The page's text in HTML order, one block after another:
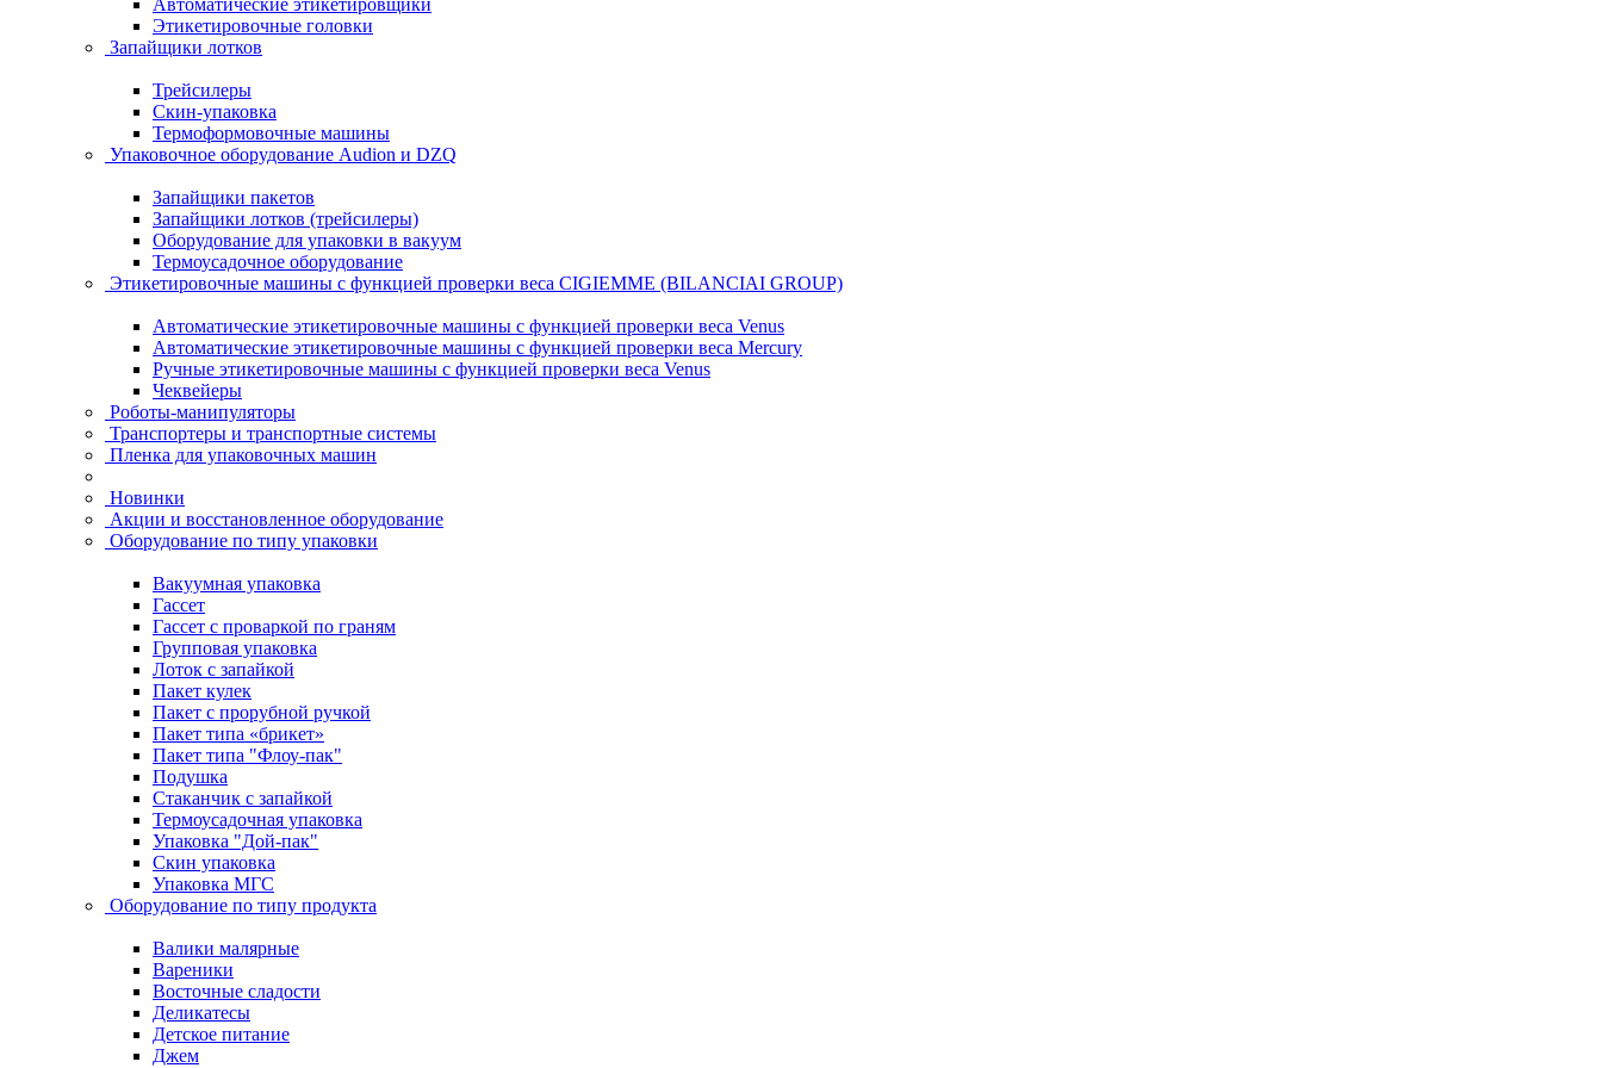
Автоматические этикетировщики
Этикетировочные головки
Запайщики лотков
Трейсилеры
Скин-упаковка
Термоформовочные машины
Упаковочное оборудование Audion и DZQ
Запайщики пакетов
Запайщики лотков (трейсилеры)
Оборудование для упаковки в вакуум
Термоусадочное оборудование
Этикетировочные машины с функцией проверки веса CIGIEMME (BILANCIAI GROUP)
Автоматические этикетировочные машины с функцией проверки веса Venus
Автоматические этикетировочные машины с функцией проверки веса Mercury
Ручные этикетировочные машины с функцией проверки веса Venus
Чеквейеры
Роботы-манипуляторы
Транспортеры и транспортные системы
Пленка для упаковочных машин
Новинки
Акции и восстановленное оборудование
Оборудование по типу упаковки
Вакуумная упаковка
Гассет
Гассет с проваркой по граням
Групповая упаковка
Лоток с запайкой
Пакет кулек
Пакет с прорубной ручкой
Пакет типа «брикет»
Пакет типа "Флоу-пак"
Подушка
Стаканчик с запайкой
Термоусадочная упаковка
Упаковка "Дой-пак"
Скин упаковка
Упаковка МГС
Оборудование по типу продукта
Валики малярные
Вареники
Восточные сладости
Деликатесы
Детское питание
Джем